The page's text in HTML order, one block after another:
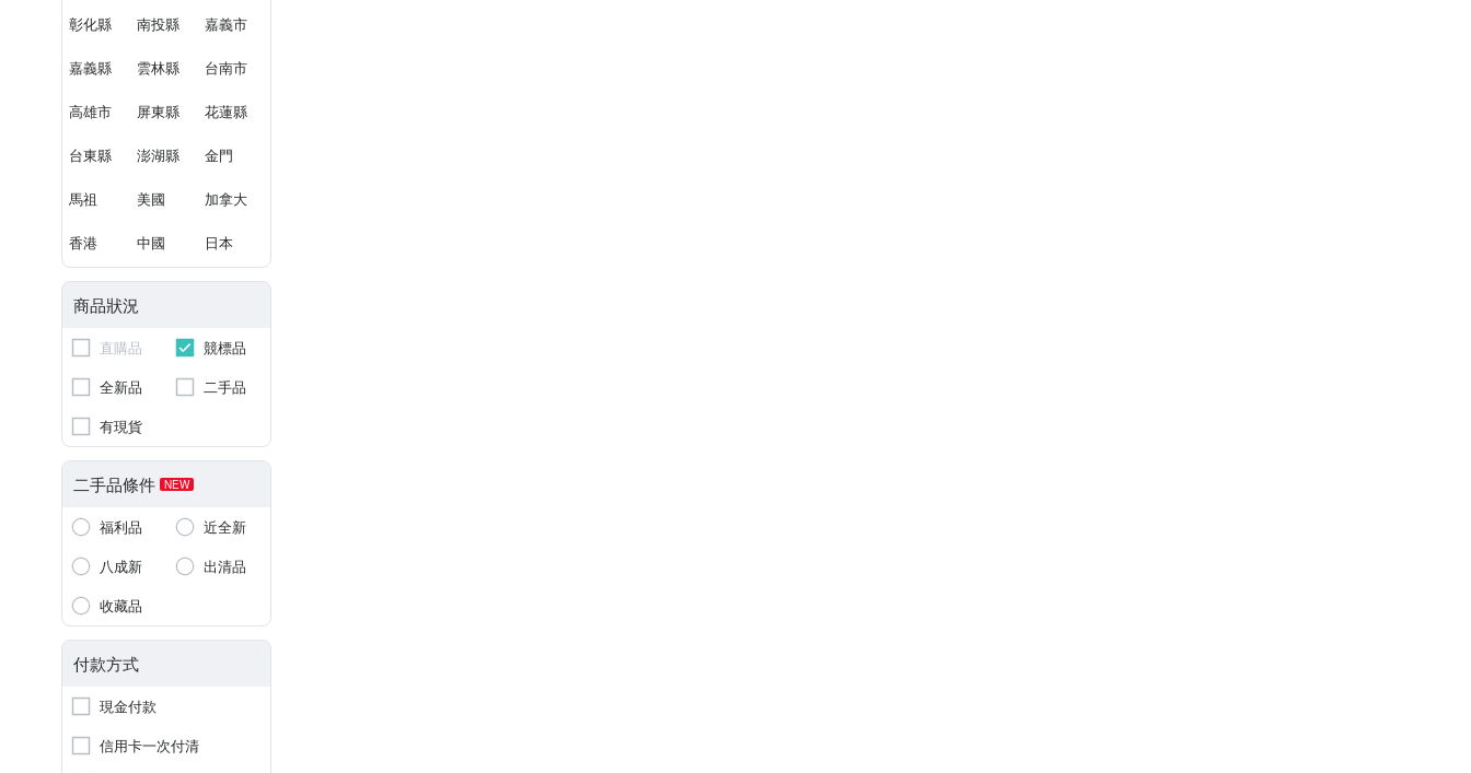
彰化縣 南投縣 嘉義市
嘉義縣 雲林縣 台南市
高雄市 屏東縣 花蓮縣
台東縣 澎湖縣 金門
馬祖 美國 加拿大
香港 中國 日本
商品狀況
直購品
競標品
全新品
二手品
有現貨
二手品條件 NEW
福利品
近全新
八成新
出清品
收藏品
付款方式
現金付款
信用卡一次付清